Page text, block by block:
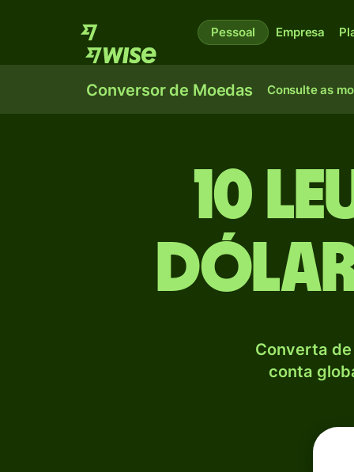
Pessoal Empresa
Conversor de Moedas Consulte as
10
Converta de
conta